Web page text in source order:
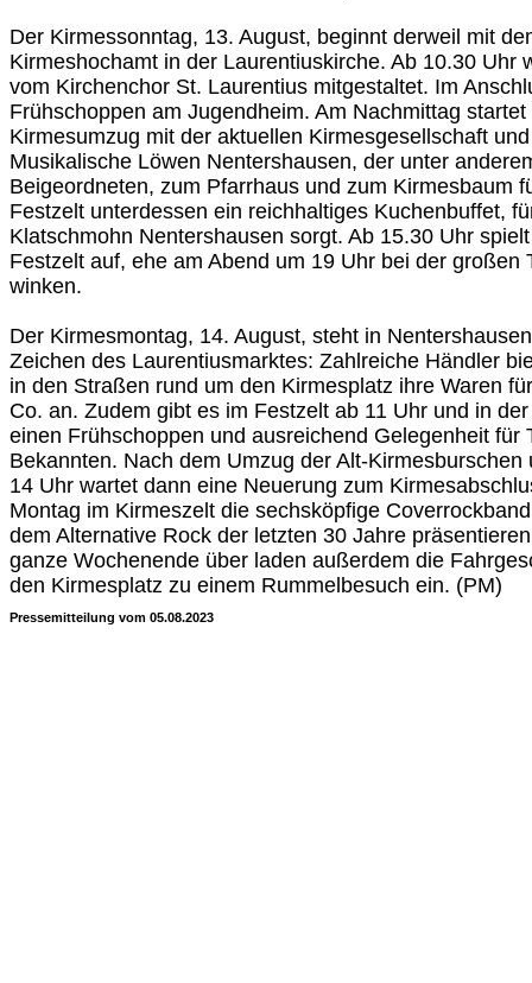
Der Kirmessonntag, 13. August, beginnt derweil mit
Kirmeshochamt in der Laurentiuskirche. Ab 10.30 Uhr
vom Kirchenchor St. Laurentius mitgestaltet. Im
Frühschoppen am Jugendheim. Am Nachmittag
Kirmesumzug mit der aktuellen Kirmesgesellschaft
Musikalische Löwen Nentershausen, der unter
Beigeordneten, zum Pfarrhaus und zum Kirmesbaum
Festzelt unterdessen ein reichhaltiges Kuchenbuffet,
Klatschmohn Nentershausen sorgt. Ab 15.30 Uhr
Festzelt auf, ehe am Abend um 19 Uhr bei der großen
winken.
Der Kirmesmontag, 14. August, steht in
Zeichen des Laurentiusmarktes: Zahlreiche Händler
in den Straßen rund um den Kirmesplatz ihre Waren
Co. an. Zudem gibt es im Festzelt ab 11 Uhr und in
einen Frühschoppen und ausreichend Gelegenheit für
Bekannten. Nach dem Umzug der Alt-
14 Uhr wartet dann eine Neuerung zum
Montag im Kirmeszelt die sechsköpfige
dem Alternative Rock der letzten 30 Jahre
ganze Wochenende über laden außerdem die
den Kirmesplatz zu einem Rummelbesuch ein. (PM)
Pressemitteilung vom 05.08.2023